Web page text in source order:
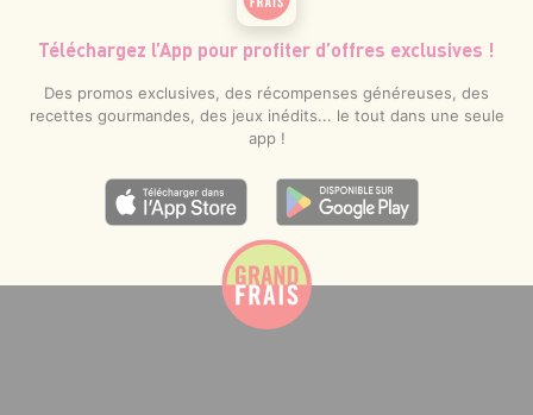
Téléchargez l’App pour profiter d’offres exclusives !
Des promos exclusives, des récompenses généreuses, des
recettes gourmandes, des jeux inédits... le tout dans une seule
app !